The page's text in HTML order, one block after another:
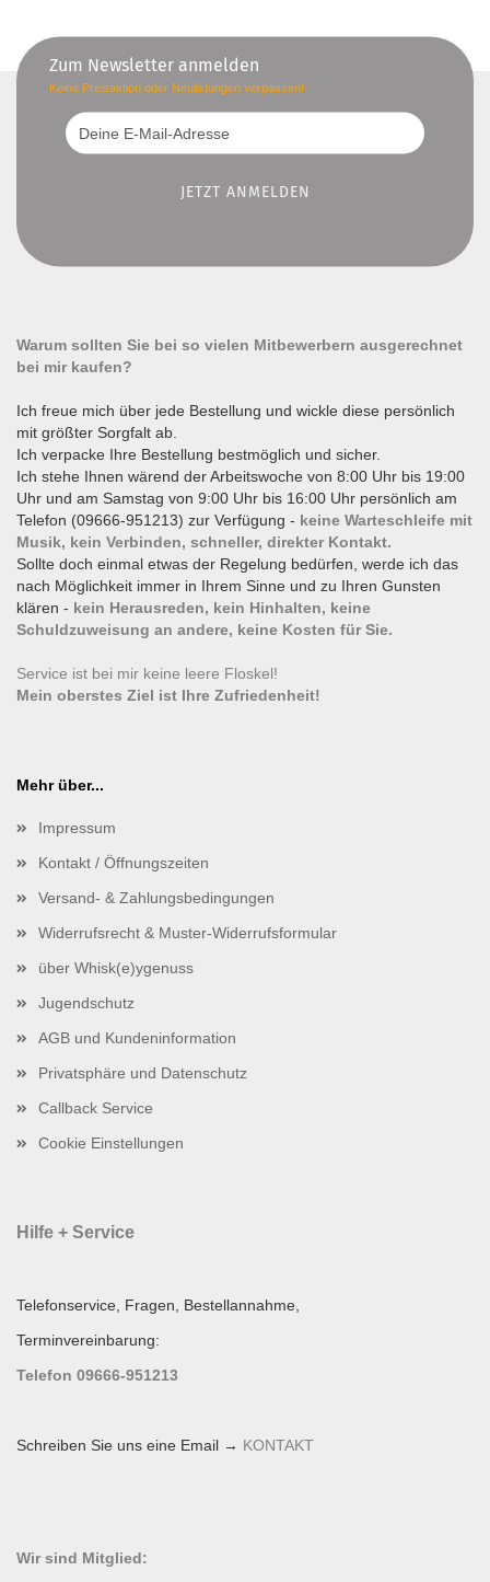
Zum Newsletter anmelden
Keine Preisaktion oder Neulistungen verpassen!
Warum sollten Sie bei so vielen Mitbewerbern ausgerechnet
bei mir kaufen?
Ich freue mich über jede Bestellung und wickle diese persönlich
mit größter Sorgfalt ab.
Ich verpacke Ihre Bestellung bestmöglich und sicher.
Ich stehe Ihnen wärend der Arbeitswoche von 8:00 Uhr bis 19:00
Uhr und am Samstag von 9:00 Uhr bis 16:00 Uhr persönlich am
Telefon (09666-951213) zur Verfügung - keine Warteschleife mit
Musik, kein Verbinden, schneller, direkter Kontakt.
Sollte doch einmal etwas der Regelung bedürfen, werde ich das
nach Möglichkeit immer in Ihrem Sinne und zu Ihren Gunsten
klären - kein Herausreden, kein Hinhalten, keine
Schuldzuweisung an andere, keine Kosten für Sie.
Service ist bei mir keine leere Floskel!
Mein oberstes Ziel ist Ihre Zufriedenheit!
Mehr über...
Impressum
Kontakt / Öffnungszeiten
Versand- & Zahlungsbedingungen
Widerrufsrecht & Muster-Widerrufsformular
über Whisk(e)ygenuss
Jugendschutz
AGB und Kundeninformation
Privatsphäre und Datenschutz
Callback Service
Cookie Einstellungen
Hilfe + Service
Telefonservice, Fragen, Bestellannahme,
Terminvereinbarung:
Telefon 09666-951213
Schreiben Sie uns eine Email → KONTAKT
Wir sind Mitglied: